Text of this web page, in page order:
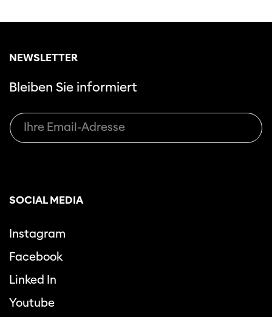
NEWSLETTER
Bleiben Sie informiert
SOCIAL MEDIA
Instagram
Facebook
Linked In
Youtube